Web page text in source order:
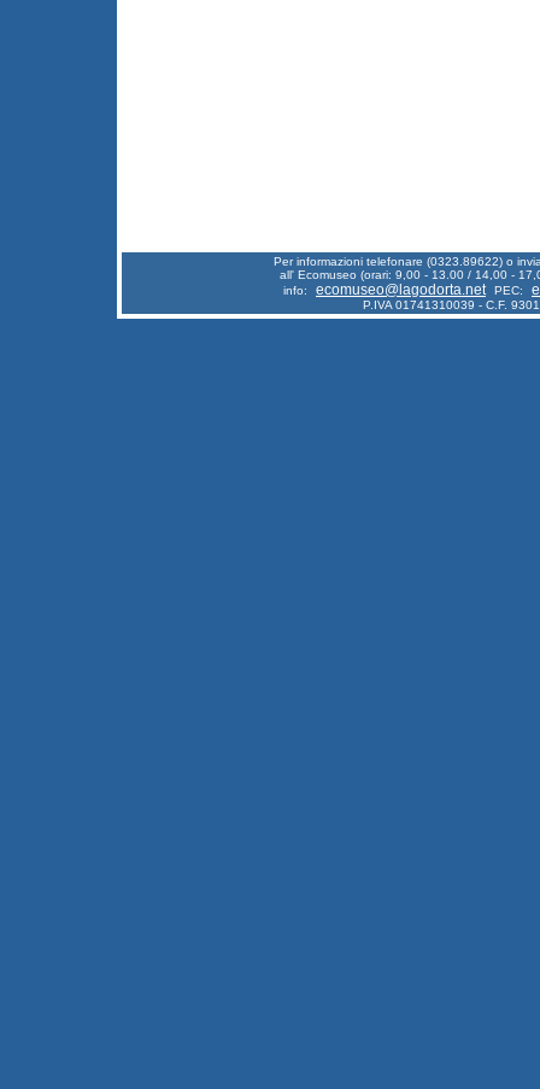
Per informazioni telefonare (0323.89622) o
all' Ecomuseo (orari: 9,00 - 13.00 / 14,00 -
info:
ecomuseo@lagodorta.net PEC:
P.IVA 01741310039 - C.F.